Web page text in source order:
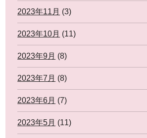
2023年11月 (3)
2023年10月 (11)
2023年9月 (8)
2023年7月 (8)
2023年6月 (7)
2023年5月 (11)